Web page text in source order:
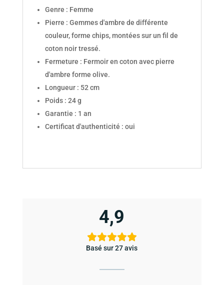
Genre : Femme
Pierre : Gemmes d'ambre de différente
couleur, forme chips, montées sur un fil de
coton noir tressé.
Fermeture : Fermoir en coton avec pierre
d'ambre forme olive.
Longueur : 52 cm
Poids : 24 g
Garantie : 1 an
Certificat d'authenticité : oui
4,9
Basé sur 27 avis